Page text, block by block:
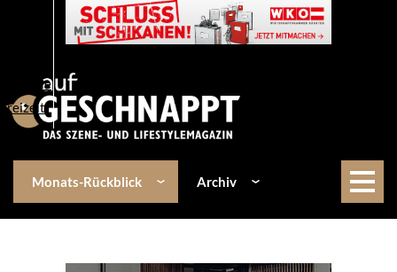
Lifestyle
Freizeit
Monats-Rückblick Archiv